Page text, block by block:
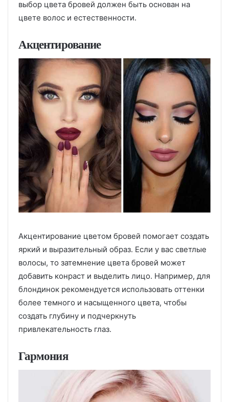
выбор цвета бровей должен быть основан на
цвете волос и естественности.
Акцентирование
Акцентирование цветом бровей помогает создать
яркий и выразительный образ. Если у вас светлые
волосы, то затемнение цвета бровей может
добавить конраст и выделить лицо. Например, для
блондинок рекомендуется использовать оттенки
более темного и насыщенного цвета, чтобы
создать глубину и подчеркнуть
привлекательность глаз.
Гармония